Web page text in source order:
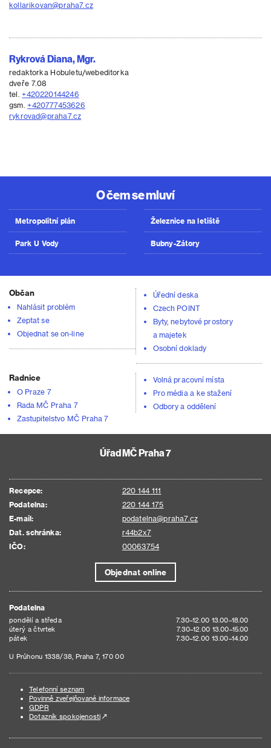
kollarikovan@praha7.cz
Rykrová Diana, Mgr.
redaktorka Hobuletu/webeditorka
dveře 7.08
tel.+420220144246
gsm.+420777453626
rykrovad@praha7.cz
O čem se mluví
Metropolitní plán
Park U Vody
Železnice na letiště
Bubny-Zátory
Občan
Nahlásit problém
Zeptat se
Objednat se on-line
Úřední deska
Czech POINT
Byty, nebytové prostory
a majetek
Osobní doklady
Radnice
O Praze 7
Rada MČ Praha 7
Zastupitelstvo MČ Praha 7
Volná pracovní místa
Pro média a ke stažení
Odbory a oddělení
Úřad MČ Praha 7
Recepce:
220 144 111
Podatelna:
220 144 175
E-mail:
podatelna@praha7.cz
Dat. schránka:
r44b2x7
IČO:
00063754
Objednat online
Podatelna
pondělí a středa
7.30–12.00 13.00–18.00
úterý a čtvrtek
7.30–12.00 13.00–15.00
pátek
7.30–12.00 13.00–14.00
U Průhonu 1338/38, Praha 7, 170 00
Telefonní seznam
Povinně zveřejňované informace
GDPR
Dotazník spokojenosti